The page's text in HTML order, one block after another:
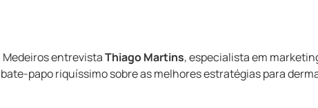
Medeiros entrevistaThiago Martins, especialista em
papo riquíssimo sobre as melhores estratégias para